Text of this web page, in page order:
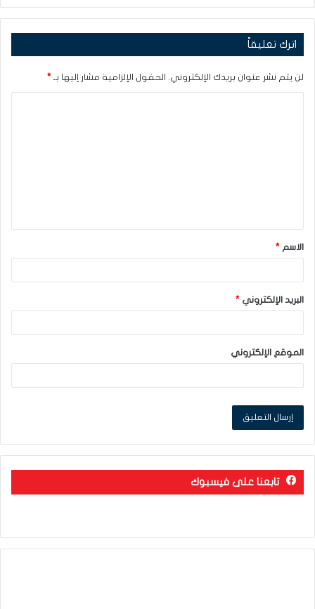
اترك تعليقاً
لن يتم نشر عنوان بريدك الإلكتروني. الحقول الإلزامية مشار إليها بـ *
ق
*الاسم *
البريد الإلكتروني *
الموقع الإلكتروني
تابعنا على فيسبوك